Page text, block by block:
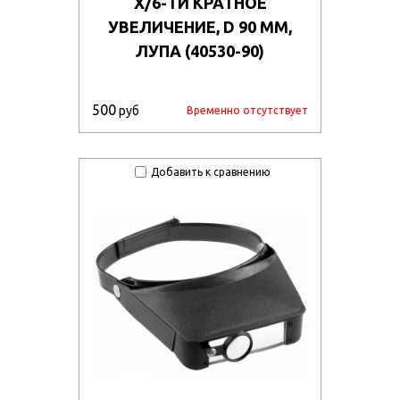
УВЕЛИЧЕНИЕ, D 90 ММ,
ЛУПА (40530-90)
500руб Временно отсутствует
Добавить к сравнению